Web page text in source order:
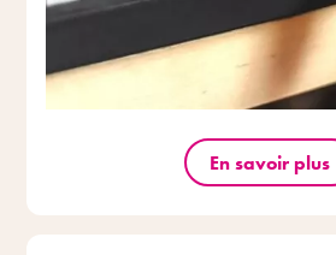
En savoir plus